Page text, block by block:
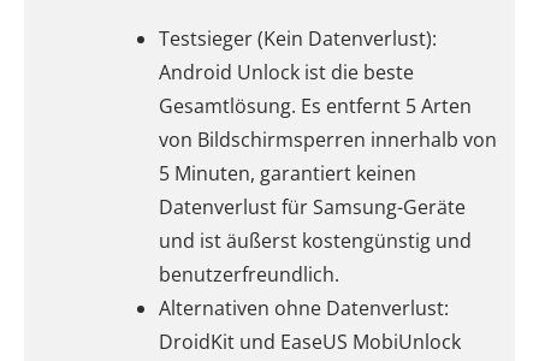
Testsieger (Kein Datenverlust):
Android Unlock ist die beste
Gesamtlösung. Es entfernt 5 Arten
von Bildschirmsperren innerhalb von
5 Minuten, garantiert keinen
Datenverlust für Samsung-Geräte
und ist äußerst kostengünstig und
benutzerfreundlich.
Alternativen ohne Datenverlust:
DroidKit und EaseUS MobiUnlock